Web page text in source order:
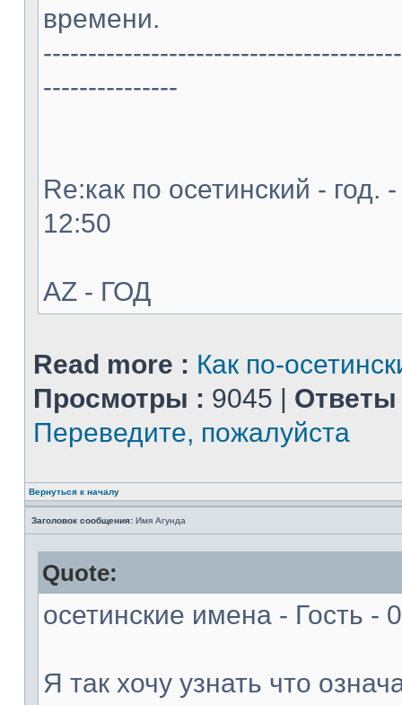
времени.
---------------
Re:как по осетинский - год.
12:50
AZ - ГОД
Read more : Как по-
Просмотры : 9045 | Ответы
Переведите, пожалуйста
Вернуться к началу
Заголовок сообщения: Имя Агунда
Quote:
осетинские имена - Гость -
Я так хочу узнать что